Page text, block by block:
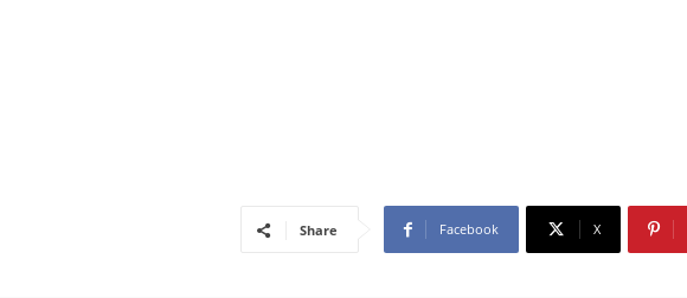
Share Facebook X